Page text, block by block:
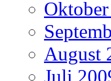
August
Juli